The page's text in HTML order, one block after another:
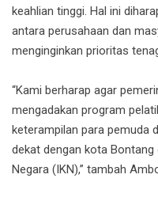
keahlian tinggi. Hal ini
antara perusahaan dan
menginginkan prioritas
“Kami berharap agar
mengadakan program
keterampilan para pemuda
dekat dengan kota
Negara (IKN),” tambah